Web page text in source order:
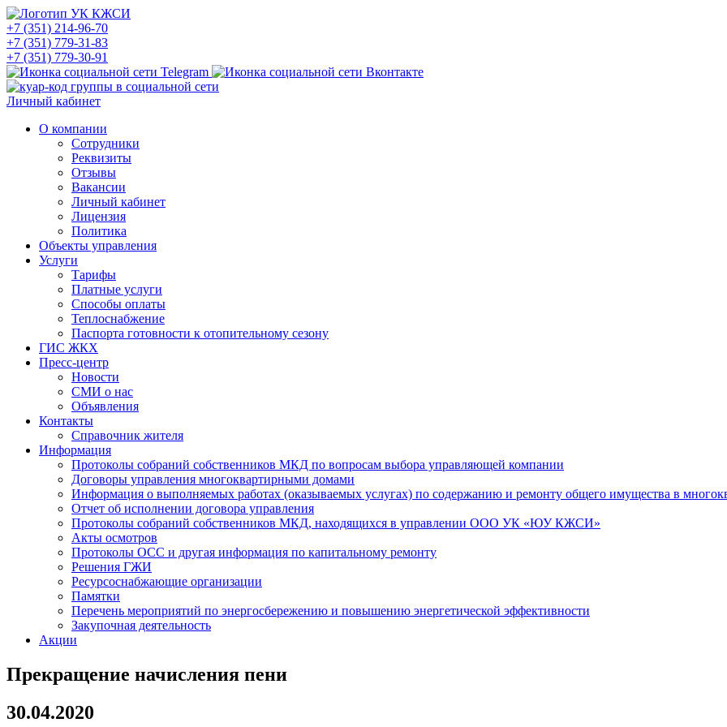
+7 (351) 214-96-70
+7 (351) 779-31-83
+7 (351) 779-30-91
Личный кабинет
О компании
Сотрудники
Реквизиты
Отзывы
Вакансии
Личный кабинет
Лицензия
Политика
Объекты управления
Услуги
Тарифы
Платные услуги
Способы оплаты
Теплоснабжение
Паспорта готовности к отопительному сезону
ГИС ЖКХ
Пресс-центр
Новости
СМИ о нас
Объявления
Контакты
Справочник жителя
Информация
Протоколы собраний собственников МКД по вопросам выбора управляющей компании
Договоры управления многоквартирными домами
Информация о выполняемых работах (оказываемых услугах) по содержанию и ремонту общего имущества в
Отчет об исполнении договора управления
Протоколы собраний собственников МКД, находящихся в управлении ООО УК «ЮУ КЖСИ»
Акты осмотров
Протоколы ОСС и другая информация по капитальному ремонту
Решения ГЖИ
Ресурсоснабжающие организации
Памятки
Перечень мероприятий по энергосбережению и повышению энергетической эффективности
Закупочная деятельность
Акции
Прекращение начисления пени
30.04.2020